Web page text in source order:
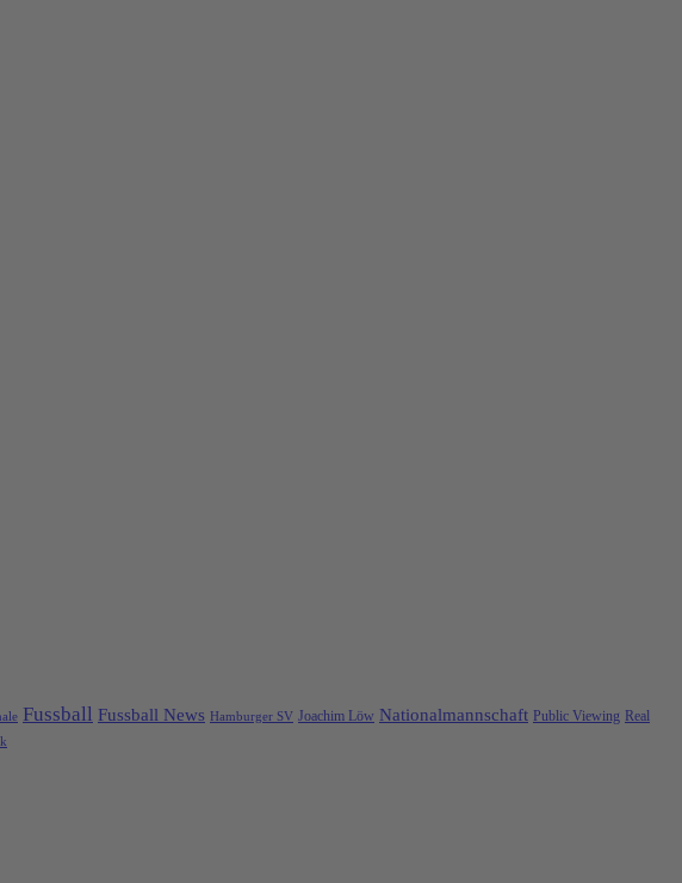
Fussball Fussball News Hamburger SV Joachim Löw Nationalmannschaft Public Viewing Real